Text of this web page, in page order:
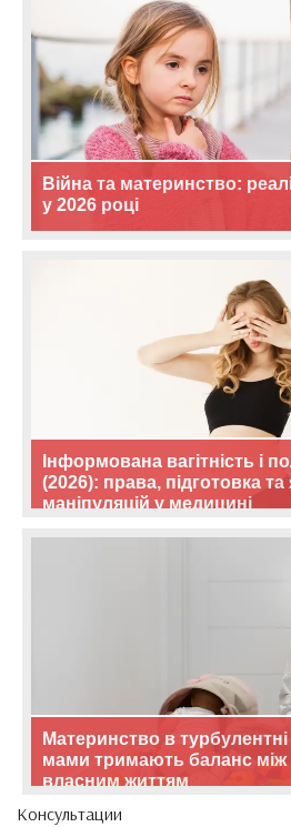
Війна та материнство:
у 2026 році
Інформована вагітність і
(2026): права, підготовка та
маніпуляцій у медицині
Материнство в турбулентні
мами тримають баланс між
власним життям
Консультации